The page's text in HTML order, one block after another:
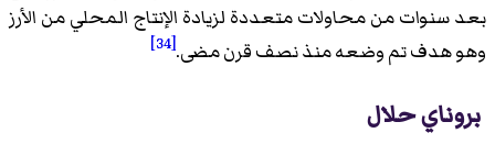
بعد سنوات من محاولات متعددة لزيادة الإنتاج المحلي من الأرز
وهو هدف تم وضعه منذ نصف قرن مضى.[34]
بروناي حلال